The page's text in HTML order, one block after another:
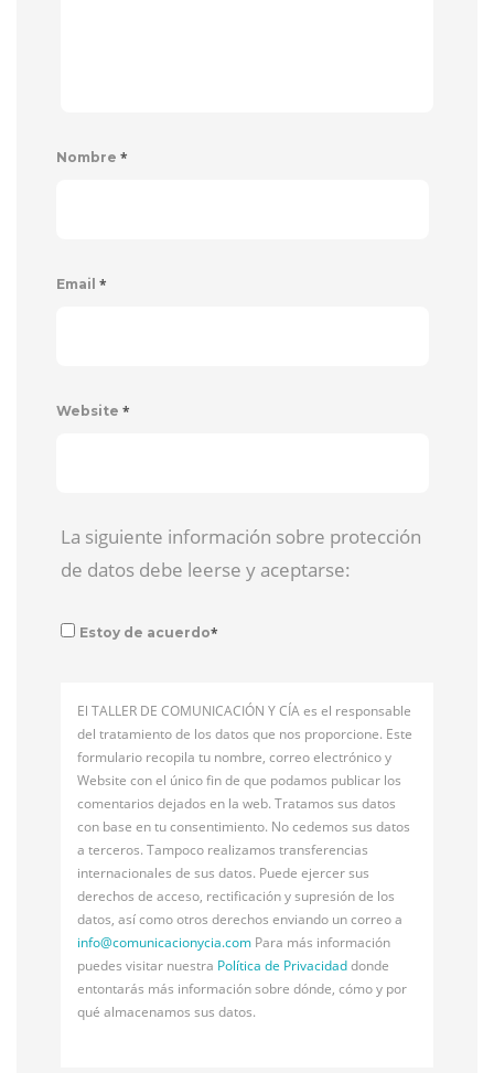
Nombre *
Email *
Website *
La siguiente información sobre protección
de datos debe leerse y aceptarse:
Estoy de acuerdo*
El TALLER DE COMUNICACIÓN Y CÍA es el responsable
del tratamiento de los datos que nos proporcione. Este
formulario recopila tu nombre, correo electrónico y
Website con el único fin de que podamos publicar los
comentarios dejados en la web. Tratamos sus datos
con base en tu consentimiento. No cedemos sus datos
a terceros. Tampoco realizamos transferencias
internacionales de sus datos. Puede ejercer sus
derechos de acceso, rectificación y supresión de los
datos, así como otros derechos enviando un correo a
info@comunicacionycia.com Para más información
puedes visitar nuestra Política de Privacidaddonde
entontarás más información sobre dónde, cómo y por
qué almacenamos sus datos.